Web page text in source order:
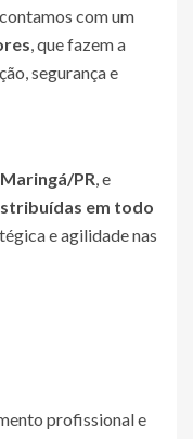
com um
, que fazem a
segurança e
PR, e
em todo
e agilidade nas
profissional e